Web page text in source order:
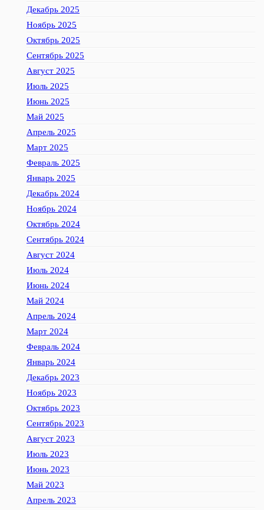
Декабрь 2025
Ноябрь 2025
Октябрь 2025
Сентябрь 2025
Август 2025
Июль 2025
Июнь 2025
Май 2025
Апрель 2025
Март 2025
Февраль 2025
Январь 2025
Декабрь 2024
Ноябрь 2024
Октябрь 2024
Сентябрь 2024
Август 2024
Июль 2024
Июнь 2024
Май 2024
Апрель 2024
Март 2024
Февраль 2024
Январь 2024
Декабрь 2023
Ноябрь 2023
Октябрь 2023
Сентябрь 2023
Август 2023
Июль 2023
Июнь 2023
Май 2023
Апрель 2023